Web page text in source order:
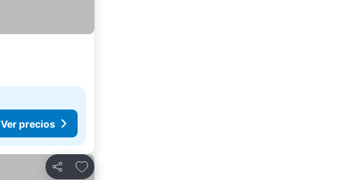
Ver precios
Compartir
Agregar a favoritos